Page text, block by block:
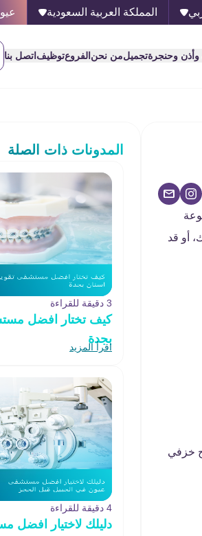
المملكة العربية السعودية
وأذن وحنجرةتجميلمن نحن الفروعتوظيف اتصل بنا
أو قد
خزفي
المدونات ذات الصلة
3 دقيقة للقراءة
كيف تختار افضل
بجدة
اقرأ المزيد
4 دقيقة للقراءة
دليلك لاختيار